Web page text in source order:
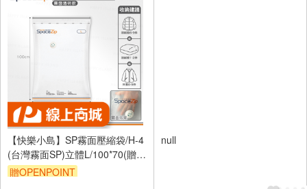
【快樂小島】SP霧面壓縮袋/H-4
(台灣霧面SP)立體L/100*70(贈藍
墊)
贈OPENPOINT
null